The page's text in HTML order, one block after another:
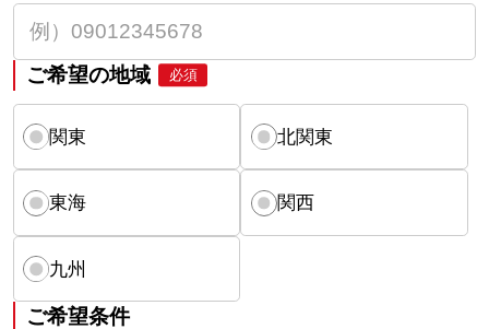
ご希望の地域 必須
関東 北関東
東海 関西
九州
ご希望条件